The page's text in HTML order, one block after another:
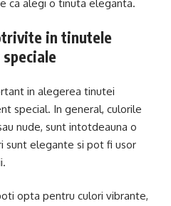
ca alegi o tinuta eleganta.
in tinutele
in alegerea tinutei
special. In general, culorile
nude, sunt intotdeauna o
sunt elegante si pot fi usor
opta pentru culori vibrante,